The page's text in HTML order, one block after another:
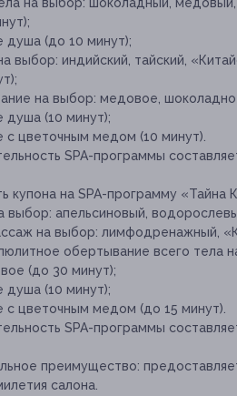
душа (до 10 минут);
выбор: индийский, тайский,
на выбор: медовое,
душа (10 минут);
с цветочным медом (10 минут).
SPA-программы
купона на SPA-программу «Тайна
выбор: апельсиновый,
на выбор: лимфодренажный,
обертывание всего тела
(до 30 минут);
душа (10 минут);
с цветочным медом (до 15 минут).
SPA-программы
преимущество:
салона.